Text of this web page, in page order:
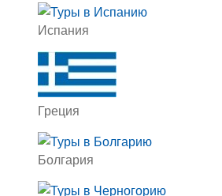
Испания
Греция
Болгария